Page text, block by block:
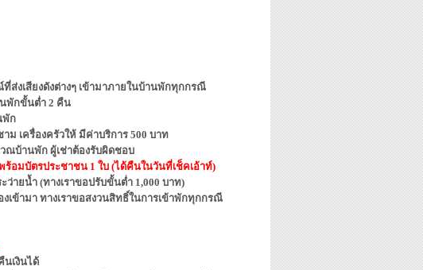
ส่งเสียงดังต่างๆ เข้ามาภายในบ้านพักทุกกรณี
พักขั้นต่ำ 2 คืน
พัก
ม เครื่องครัวให้ มีค่าบริการ 500 บาท
ณบ้านพัก ผู้เช่าต้องรับผิดชอบ
อมบัตรประชาชน 1 ใบ (ได้คืนในวันที่เช็คเอ้าท์)
ายน้ำ (ทางเราขอปรับขั้นต่ำ 1,000 บาท)
เข้ามา ทางเราขอสงวนสิทธิ์ในการเข้าพักทุกกรณี
นเงินได้